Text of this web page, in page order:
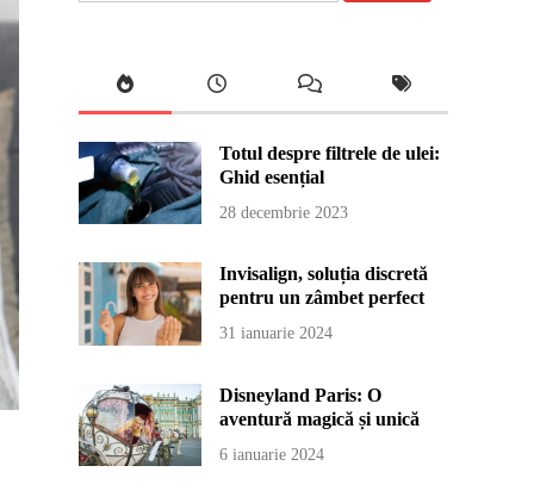
Totul despre filtrele de ulei:
Ghid esențial
28 decembrie 2023
Invisalign, soluția discretă
pentru un zâmbet perfect
31 ianuarie 2024
Disneyland Paris: O
aventură magică și unică
6 ianuarie 2024